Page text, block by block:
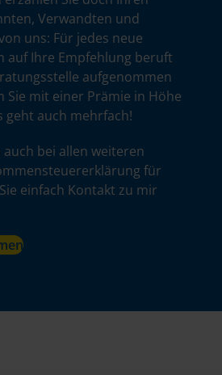
Verwandten und
uns: Für jedes neue
auf Ihre Empfehlung beruft
aufgenommen
Sie mit einer Prämie in Höhe
geht auch mehrfach!
bei allen weiteren
für
einfach Kontakt zu mir